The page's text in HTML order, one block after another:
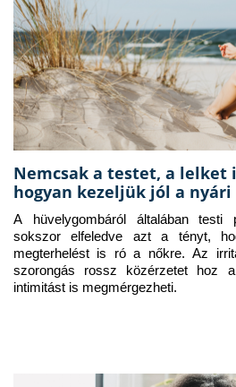
Nemcsak a testet, a lelket
hogyan kezeljük jól a
A hüvelygombáról általában testi
sokszor elfeledve azt a tényt,
megterhelést is ró a nőkre. Az
szorongás rossz közérzetet hoz
intimitást is megmérgezheti.